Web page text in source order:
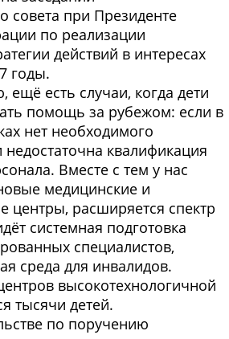
совета при Президенте
по реализации
действий в интересах
годы.
ещё есть случаи, когда дети
помощь за рубежом: если в
нет необходимого
квалификация
Вместе с тем у нас
медицинские и
центры, расширяется спектр
системная подготовка
специалистов,
среда для инвалидов.
высокотехнологичной
тысячи детей.
по поручению